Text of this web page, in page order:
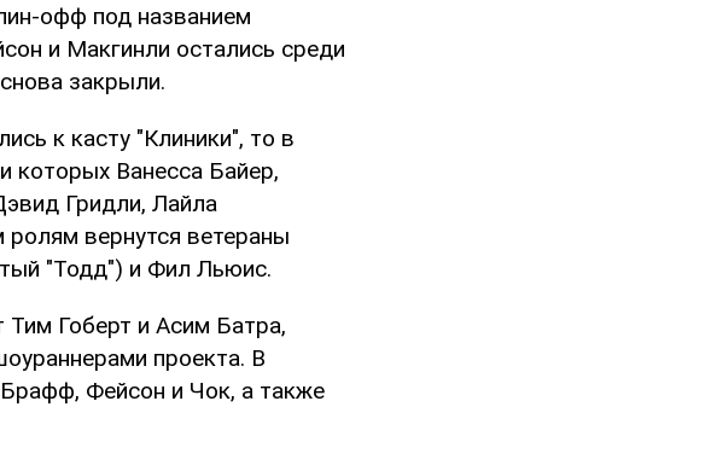
офф под названием
и Макгинли остались среди
закрыли.
к касту "Клиники", то в
которых Ванесса Байер,
Гридли, Лайла
вернутся ветераны
"Тодд") и Фил Льюис.
Тим Гоберт и Асим Батра,
проекта. В
Фейсон и Чок, а также